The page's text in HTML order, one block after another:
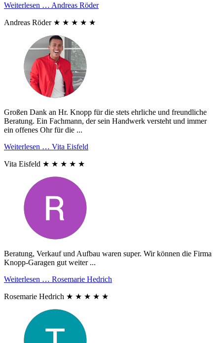
Weiterlesen … Andreas Röder
Andreas Röder ★ ★ ★ ★ ★
Großen Dank an Hr. Knopp für die stets ehrliche und freundliche
Beratung. Ein Fachmann, der sein Handwerk versteht und immer
ein offenes Ohr für die ...
Weiterlesen … Vita Eisfeld
Vita Eisfeld ★ ★ ★ ★ ★
Beratung, Verkauf und Aufbau waren super. Wir können die Firma
Knopp-Garagen gut weiter ...
Weiterlesen … Rosemarie Hedrich
Rosemarie Hedrich ★ ★ ★ ★ ★